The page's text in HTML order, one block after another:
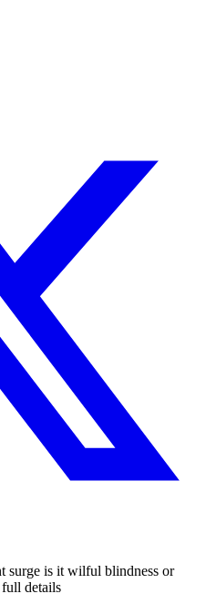
surge is it wilful blindness or
details